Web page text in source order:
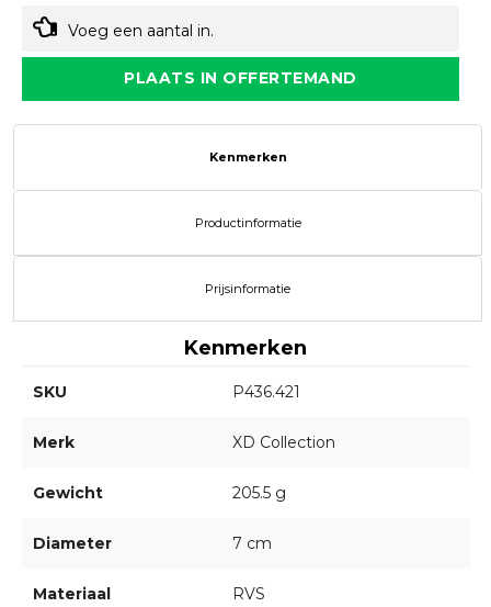
Voeg een aantal in.
PLAATS IN OFFERTEMAND
Kenmerken
Productinformatie
Prijsinformatie
Kenmerken
SKU P436.421
Merk XD Collection
Gewicht 205.5 g
Diameter 7 cm
Materiaal RVS